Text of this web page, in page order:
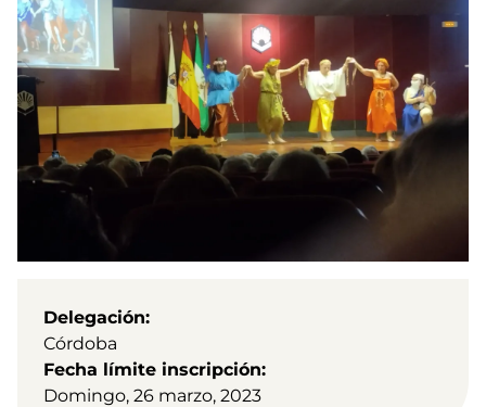
Delegación
Córdoba
Fecha límite inscripción
Domingo, 26 marzo, 2023